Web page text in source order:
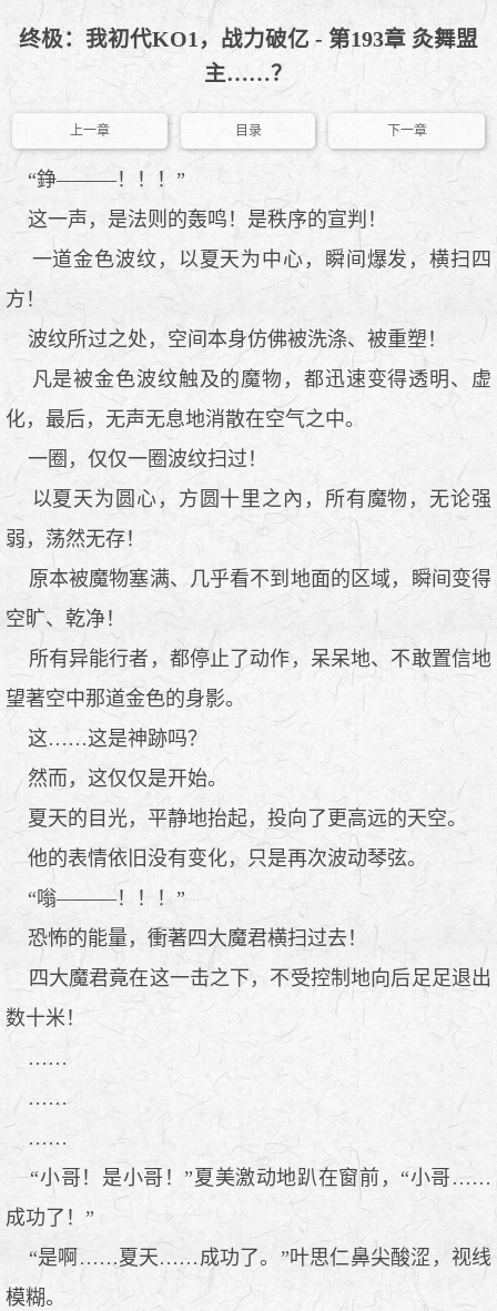
终极：我初代KO1，战力破亿 - 第193章 灸舞盟
主……？
上一章 目录 下一章
“錚———！！！”
这一声，是法则的轰鸣！是秩序的宣判！
一道金色波纹，以夏天为中心，瞬间爆发，横扫四
方！
波纹所过之处，空间本身仿佛被洗涤、被重塑！
凡是被金色波纹触及的魔物，都迅速变得透明、虚
化，最后，无声无息地消散在空气之中。
一圈，仅仅一圈波纹扫过！
以夏天为圆心，方圆十里之內，所有魔物，无论强
弱，荡然无存！
原本被魔物塞满、几乎看不到地面的区域，瞬间变得
空旷、乾净！
所有异能行者，都停止了动作，呆呆地、不敢置信地
望著空中那道金色的身影。
这……这是神跡吗？
然而，这仅仅是开始。
夏天的目光，平静地抬起，投向了更高远的天空。
他的表情依旧没有变化，只是再次波动琴弦。
“嗡———！！！”
恐怖的能量，衝著四大魔君横扫过去！
四大魔君竟在这一击之下，不受控制地向后足足退出
数十米！
……
……
……
“小哥！是小哥！”夏美激动地趴在窗前，“小哥……
成功了！”
“是啊……夏天……成功了。”叶思仁鼻尖酸涩，视线
模糊。